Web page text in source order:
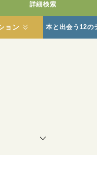
詳細検索
ョン 本と出会う12の